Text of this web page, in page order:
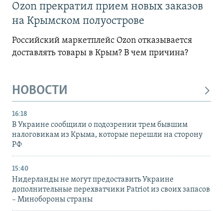
Ozon прекратил прием новых заказов
на Крымском полуострове
Российский маркетплейс Ozon отказывается
доставлять товары в Крым? В чем причина?
НОВОСТИ
16:18
В Украине сообщили о подозрении трем бывшим
налоговикам из Крыма, которые перешли на сторону
РФ
15:40
Нидерланды не могут предоставить Украине
дополнительные перехватчики Patriot из своих запасов
– Минобороны страны